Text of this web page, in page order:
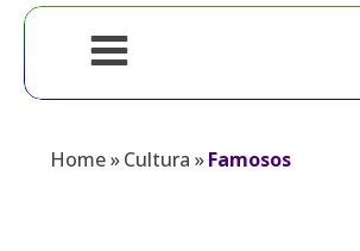
Home»Cultura »Famosos